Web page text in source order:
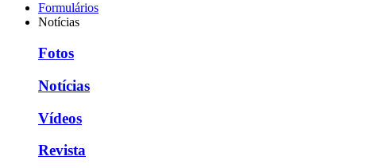
Formulários
Notícias
Fotos
Notícias
Vídeos
Revista